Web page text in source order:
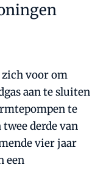
zich voor om
aan te sluiten
te
derde van
vier jaar
een